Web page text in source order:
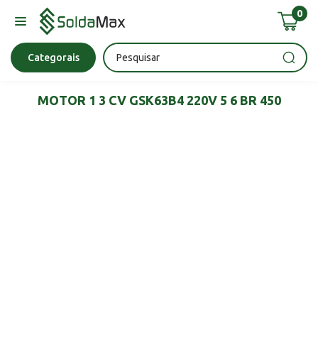
0
Categorais
Bateria Chave Impacto Esmerilhadeira
MOTOR 1 3 CV GSK63B4 220V 5 6 BR 450